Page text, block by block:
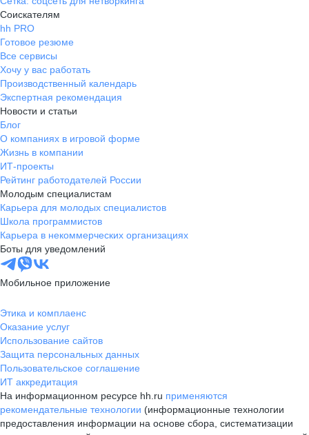
Соискателям
hh PRO
Готовое резюме
Все сервисы
Хочу у вас работать
Производственный календарь
Экспертная рекомендация
Новости и статьи
Блог
О компаниях в игровой форме
Жизнь в компании
ИТ-проекты
Рейтинг работодателей России
Молодым специалистам
Карьера для молодых специалистов
Школа программистов
Карьера в некоммерческих организациях
Боты для уведомлений
Мобильное приложение
Этика и комплаенс
Оказание услуг
Использование сайтов
Защита персональных данных
Пользовательское соглашение
ИТ аккредитация
На информационном ресурсе hh.ru применяются
рекомендательные технологии (информационные технологии
предоставления информации на основе сбора, систематизации